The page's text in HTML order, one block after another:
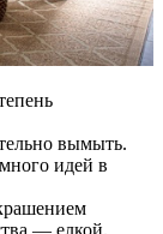
вымыть.
идей в